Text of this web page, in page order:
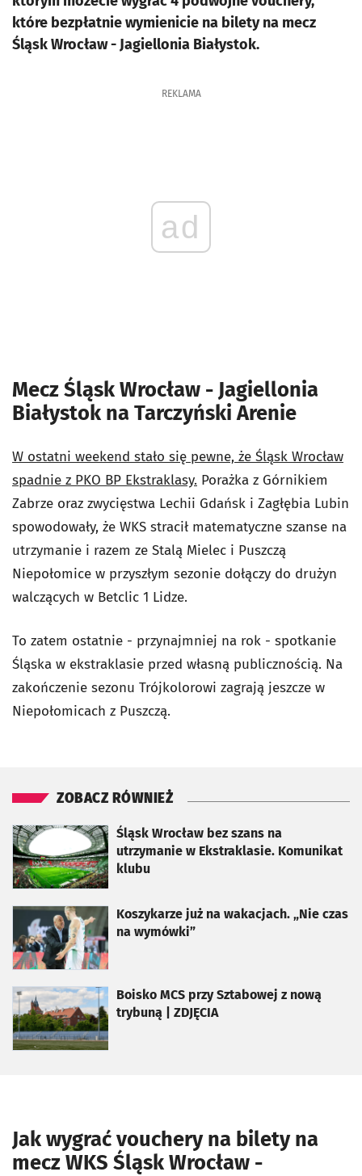
które bezpłatnie wymienicie na bilety na mecz
Śląsk Wrocław - Jagiellonia Białystok.
REKLAMA
ad
Mecz Śląsk Wrocław - Jagiellonia
Białystok na Tarczyński Arenie
W ostatni weekend stało się pewne, że Śląsk Wrocław
spadnie z PKO BP Ekstraklasy. Porażka z Górnikiem
Zabrze oraz zwycięstwa Lechii Gdańsk i Zagłębia Lubin
spowodowały, że WKS stracił matematyczne szanse na
utrzymanie i razem ze Stalą Mielec i Puszczą
Niepołomice w przyszłym sezonie dołączy do drużyn
walczących w Betclic 1 Lidze.
To zatem ostatnie - przynajmniej na rok - spotkanie
Śląska w ekstraklasie przed własną publicznością. Na
zakończenie sezonu Trójkolorowi zagrają jeszcze w
Niepołomicach z Puszczą.
ZOBACZ RÓWNIEŻ
Śląsk Wrocław bez szans na
utrzymanie w Ekstraklasie. Komunikat
klubu
otworzy się w nowej karcie
Koszykarze już na wakacjach. „Nie czas
na wymówki”
otworzy się w nowej karcie
Boisko MCS przy Sztabowej z nową
trybuną | ZDJĘCIA
otworzy się w nowej karcie
Jak wygrać vouchery na bilety na
mecz WKS Śląsk Wrocław -